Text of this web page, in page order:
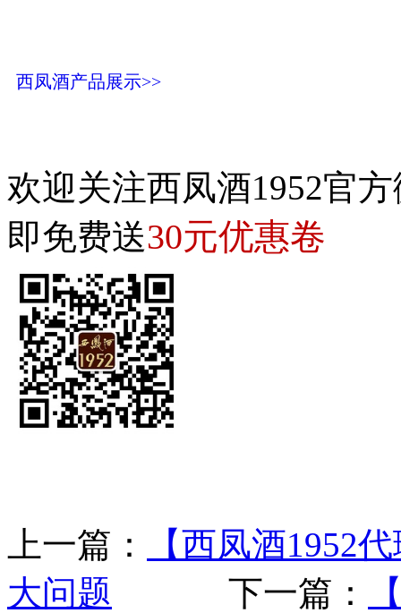
西凤酒产品展示>>
欢迎关注西凤酒1952官
即免费送30元优惠卷
上一篇：
【西凤酒1952
大问题 下一篇：